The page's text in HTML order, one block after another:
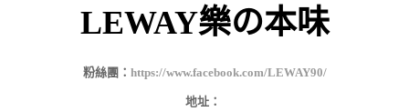
LEWAY樂の本味
粉絲團： https://www.facebook.com/LEWAY90/
地址：